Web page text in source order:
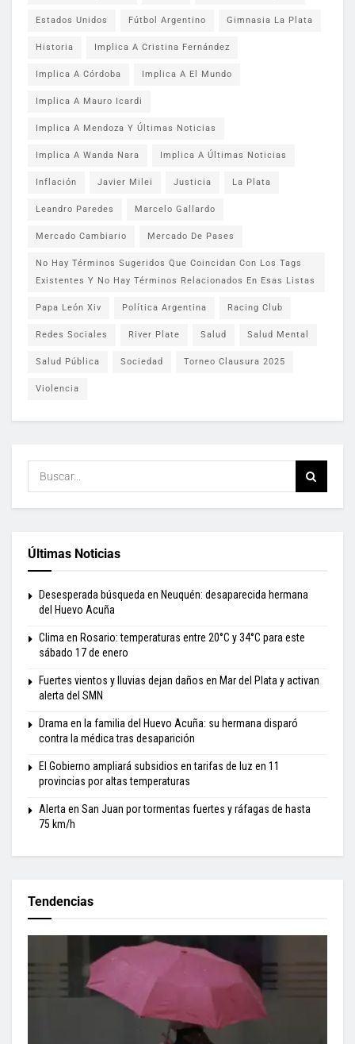
Estados Unidos Fútbol Argentino Gimnasia La Plata
Historia Implica A Cristina Fernández
Implica A Córdoba Implica A El Mundo
Implica A Mauro Icardi
Implica A Mendoza Y Últimas Noticias
Implica A Wanda Nara Implica A Últimas Noticias
Inflación Javier Milei Justicia La Plata
Leandro Paredes Marcelo Gallardo
Mercado Cambiario Mercado De Pases
No Hay Términos Sugeridos Que Coincidan Con Los Tags
Existentes Y No Hay Términos Relacionados En Esas Listas
Papa León Xiv Política Argentina Racing Club
Redes Sociales River Plate Salud Salud Mental
Salud Pública Sociedad Torneo Clausura 2025
Violencia
Últimas Noticias
Desesperada búsqueda en Neuquén: desaparecida hermana
del Huevo Acuña
Clima en Rosario: temperaturas entre 20°C y 34°C para este
sábado 17 de enero
Fuertes vientos y lluvias dejan daños en Mar del Plata y activan
alerta del SMN
Drama en la familia del Huevo Acuña: su hermana disparó
contra la médica tras desaparición
El Gobierno ampliará subsidios en tarifas de luz en 11
provincias por altas temperaturas
Alerta en San Juan por tormentas fuertes y ráfagas de hasta
75 km/h
Tendencias